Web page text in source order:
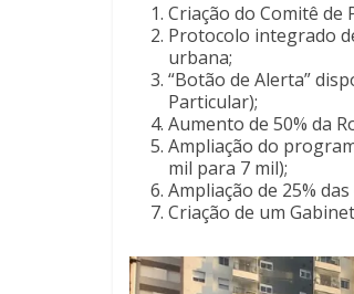
Criação do Comitê de
Protocolo integrado
urbana;
“Botão de Alerta”
Particular);
Aumento de 50% da
Ampliação do
mil para 7 mil);
Ampliação de 25%
Criação de um